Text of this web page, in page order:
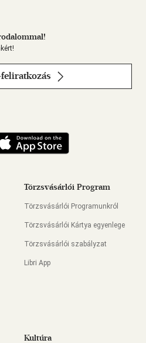
a LinkedInen
Szerezd meg: Google Play
Libri applikáció
Törzsvásárlói Program
Törzsvásárlói Programunkról
Törzsvásárlói Kártya egyenlege
Törzsvásárlói szabályzat
Libri App
Kultúra